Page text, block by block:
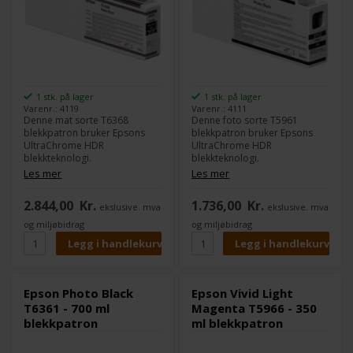
Epson Stylus Pro 11880
Kompatibel med
Epson Stylus Pro 7700
Epson Stylus Pro 7900
SpectroProofer
Epson Stylus Pro 9700
Epson Stylus Pro 9890
Epson Stylus Pro 9900
Epson Stylus Pro 9900
SpectroProofer
Epson Stylus Pro WT7900
1 stk. på lager
Varenr.: 4119
Denne mat sorte T6368
blekkpatron bruker Epsons
UltraChrome HDR
blekkteknologi.
Epsons UltraChrome HDR
leverer det bredeste
og det medvirker til å
redusere kornethet i
hudtoner.
UltraChrome HDR er neste
generasjon av UltraChrome
Denne tilføyelsen forbedrer
fargeviften, slik at du bedre
kan oppnå klar grønn til gul og
Les mer
2.844,00 Kr. ekslusive. mva
og miljøbidrag
1 stk. på lager
Varenr.: 4111
Denne foto sorte T5961
blekkpatron bruker Epsons
UltraChrome HDR
blekkteknologi.
Epsons UltraChrome HDR
leverer det bredeste
og det medvirker til å
redusere kornethet i
hudtoner.
UltraChrome HDR er neste
generasjon av UltraChrome
Denne tilføyelsen forbedrer
fargeviften, slik at du bedre
kan oppnå klar grønn til gul og
Les mer
1.736,00 Kr. ekslusive. mva
og miljøbidrag
Epson Photo Black
T6361 - 700 ml
blekkpatron
Epson Vivid Light
Magenta T5966 - 350
ml blekkpatron